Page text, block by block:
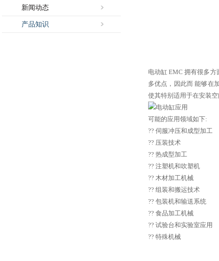
新闻动态
产品知识
电动缸 EMC 拥有很多
多优点，因此而 能够在
使其特别适用于在安装
可能的应用领域如下:
?? 伺服冲压和成型加工
?? 压装技术
?? 热成型加工
?? 注塑机和吹塑机
?? 木材加工机械
?? 组装和搬运技术
?? 包装机和输送系统
?? 食品加工机械
?? 试验台和实验室应用
?? 特殊机械